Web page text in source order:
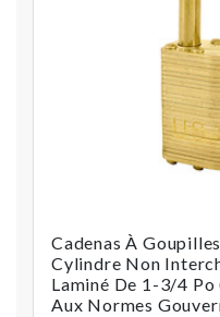
Cadenas À
Cylindre Non
Laminé De 1-3/4
Aux Normes